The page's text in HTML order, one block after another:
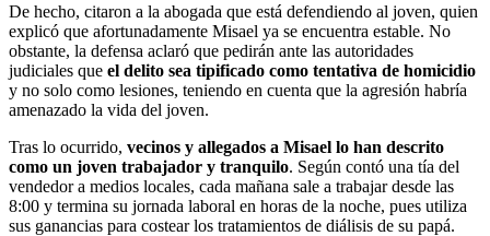
De hecho, citaron a la abogada que está defendiendo al joven, quien
explicó que afortunadamente Misael ya se encuentra estable. No
obstante, la defensa aclaró que pedirán ante las autoridades
judiciales que el delito sea tipificado como tentativa de homicidio
y no solo como lesiones, teniendo en cuenta que la agresión habría
amenazado la vida del joven.
Tras lo ocurrido, vecinos y allegados a Misael lo han descrito
como un joven trabajador y tranquilo. Según contó una tía del
vendedor a medios locales, cada mañana sale a trabajar desde las
8:00 y termina su jornada laboral en horas de la noche, pues utiliza
sus ganancias para costear los tratamientos de diálisis de su papá.